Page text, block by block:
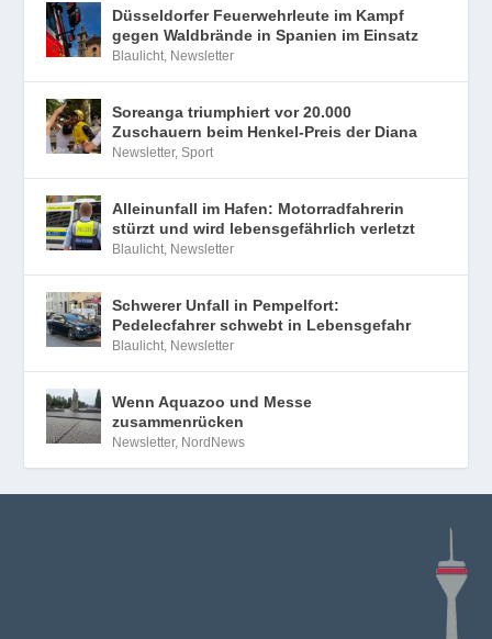
Düsseldorfer Feuerwehrleute im Kampf
gegen Waldbrände in Spanien im Einsatz
Blaulicht Newsletter
Soreanga triumphiert vor 20.000
Zuschauern beim Henkel-Preis der Diana
Newsletter,Sport
Alleinunfall im Hafen: Motorradfahrerin
stürzt und wird lebensgefährlich verletzt
Blaulicht Newsletter
Schwerer Unfall in Pempelfort:
Pedelecfahrer schwebt in Lebensgefahr
Blaulicht Newsletter
Wenn Aquazoo und Messe
zusammenrücken
Newsletter, NordNews